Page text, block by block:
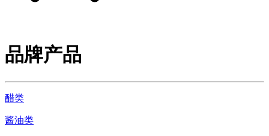
品牌产品
醋类
酱油类